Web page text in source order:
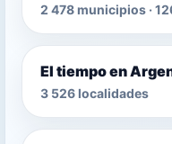
2 478 municipios ·
El tiempo en
3 526 localidades